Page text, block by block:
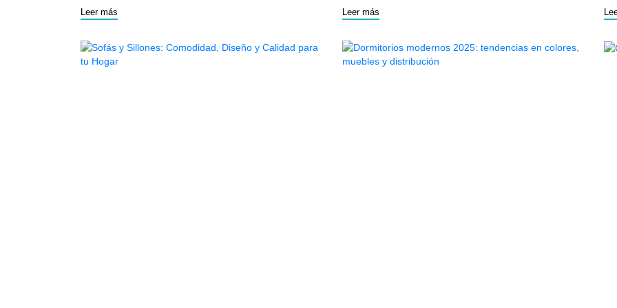
dormir mejor. Consejos práct
Leer más Leer más